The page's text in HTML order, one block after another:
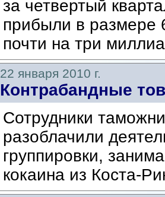
за четвертый
прибыли в размере
почти на три
22 января 2010 г.
Контрабандные
Сотрудники
разоблачили
группировки,
кокаина из Коста-